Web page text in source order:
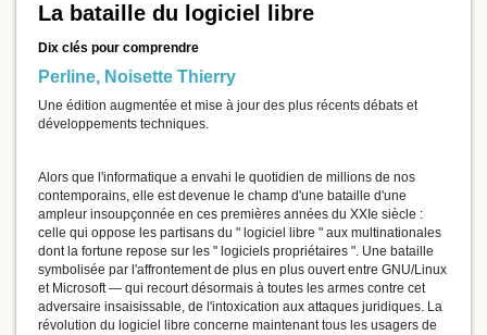
La bataille du logiciel libre
Dix clés pour comprendre
Perline, Noisette Thierry
Une édition augmentée et mise à jour des plus récents débats et
développements techniques.
Alors que l'informatique a envahi le quotidien de millions de nos
contemporains, elle est devenue le champ d'une bataille d'une
ampleur insoupçonnée en ces premières années du XXIe siècle :
celle qui oppose les partisans du " logiciel libre " aux multinationales
dont la fortune repose sur les " logiciels propriétaires ". Une bataille
symbolisée par l'affrontement de plus en plus ouvert entre GNU/Linux
et Microsoft — qui recourt désormais à toutes les armes contre cet
adversaire insaisissable, de l'intoxication aux attaques juridiques. La
révolution du logiciel libre concerne maintenant tous les usagers de